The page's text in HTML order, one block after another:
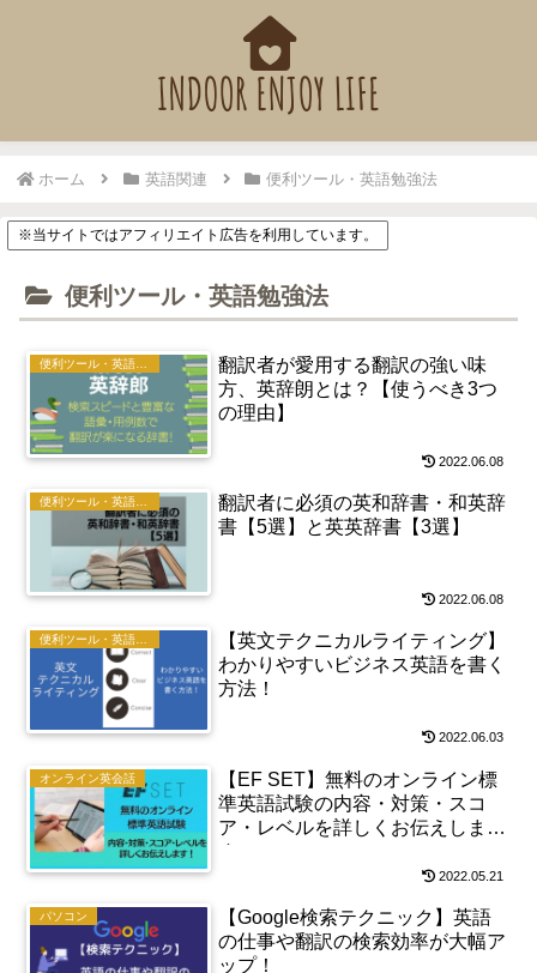
ホーム 英語関連 便利ツール・英語勉強法
※当サイトではアフィリエイト広告を利用しています。
便利ツール・英語勉強法
翻訳者が愛用する翻訳の強い味
方、英辞朗とは？【使うべき3つ
の理由】
2022.06.08
翻訳者に必須の英和辞書・和英辞
書【5選】と英英辞書【3選】
2022.06.08
便利ツール・英語勉強法
【英文テクニカルライティング】
わかりやすいビジネス英語を書く
方法！
2022.06.03
オンライン英会話
【EF SET】無料のオンライン標
準英語試験の内容・対策・スコ
ア・レベルを詳しくお伝えしま
す！
2022.05.21
パソコン
【Google検索テクニック】英語
の仕事や翻訳の検索効率が大幅ア
ップ！